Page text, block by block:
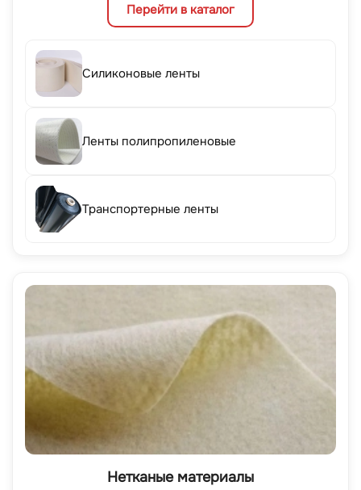
Перейти в каталог
Силиконовые ленты
Ленты полипропиленовые
Транспортерные ленты
Нетканые материалы